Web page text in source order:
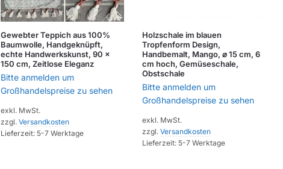
Gewebter Teppich aus 100%
Baumwolle, Handgeknüpft,
echte Handwerkskunst, 90 x
150 cm, Zeitlose Eleganz
Bitte anmelden um
Großhandelspreise zu sehen
exkl. MwSt.
zzgl. Versandkosten
Lieferzeit: 5-7 Werktage
Holzschale im blauen
Tropfenform Design,
Handbemalt, Mango, ⌀ 15 cm, 6
cm hoch, Gemüseschale,
Obstschale
Bitte anmelden um
Großhandelspreise zu sehen
exkl. MwSt.
zzgl. Versandkosten
Lieferzeit: 5-7 Werktage